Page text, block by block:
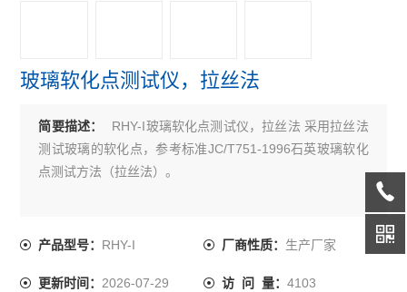
玻璃软化点测试仪，拉丝法
简要描述：
RHY-I玻璃软化点测试仪，拉丝法 采用拉丝法
测试玻璃的软化点，参考标准JC/T751-1996石英玻璃软化
点测试方法（拉丝法）。
产品型号： RHY-I 厂商性质： 生产厂家
更新时间：2026-07-29 访 问 量： 4103